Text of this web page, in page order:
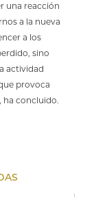
una reacción
a la nueva
a los
sino
actividad
provoca
ha concluido.